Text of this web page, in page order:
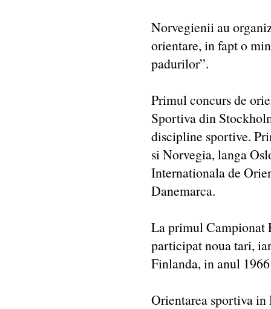
Norvegienii au
orientare, in fapt o
padurilor”.
Primul concurs de
Sportiva din
discipline sportive.
si Norvegia, langa
Internationala de
Danemarca.
La primul Campionat
participat noua tari,
Finlanda, in anul
Orientarea sportiva in